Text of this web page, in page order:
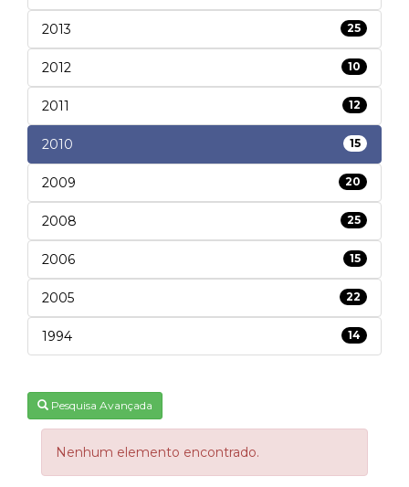
2013 25
2012 10
2011 12
2010 15
2009 20
2008 25
2006 15
2005 22
1994 14
Pesquisa Avançada
Nenhum elemento encontrado.